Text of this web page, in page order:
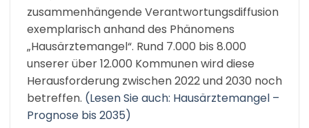
zusammenhängende Verantwortungsdiffusion
exemplarisch anhand des Phänomens
„Hausärztemangel“. Rund 7.000 bis 8.000
unserer über 12.000 Kommunen wird diese
Herausforderung zwischen 2022 und 2030 noch
betreffen. (Lesen Sie auch: Hausärztemangel –
Prognose bis 2035)